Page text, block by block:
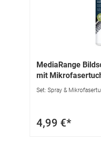
MediaRange
mit
Set: Spray &
4,99 €*